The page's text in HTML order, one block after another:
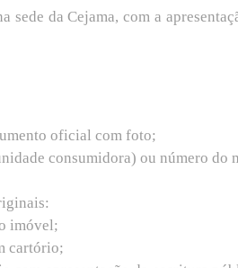
da Cejama, com a
oficial com foto;
consumidora) ou número do
imóvel;
cartório;